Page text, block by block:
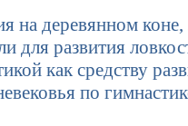
деревянном
развития
как средству
по